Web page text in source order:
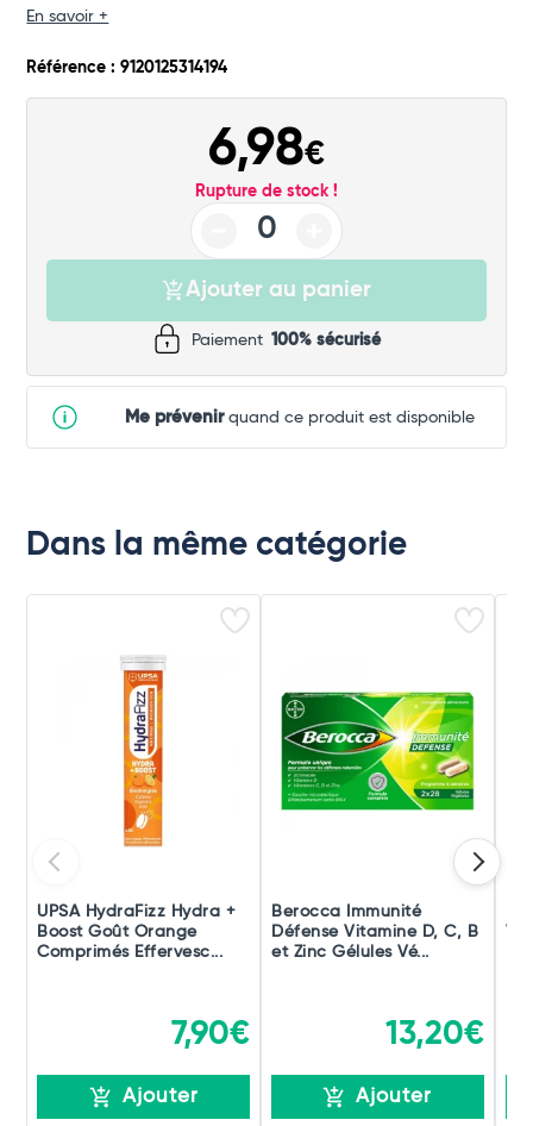
En savoir +
Référence : 9120125314194
6,98€
Rupture de stock !
Ajouter au panier
Paiement 100% sécurisé
Me prévenirquand ce produit est disponible
Dans la même catégorie
UPSA HydraFizz Hydra +
Boost Goût Orange
Comprimés Effervesc...
7,90€
Ajouter
Berocca Immunité
Défense Vitamine D, C, B
et Zinc Gélules Vé...
13,20€
Ajouter